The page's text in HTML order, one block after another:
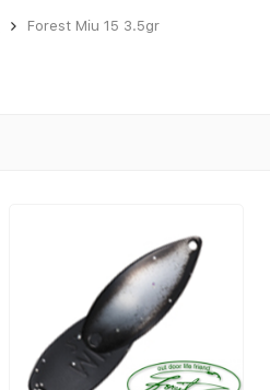
Forest Miu 15 3.5gr